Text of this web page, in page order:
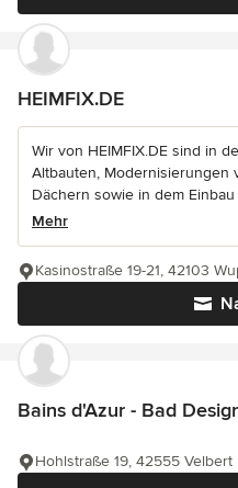
HEIMFIX.DE
Wir von HEIMFIX.DE sind in
Altbauten, Modernisierungen
Dächern sowie in dem Einbau
Mehr
Kasinostraße 19-21, 42103
Bains d'Azur - Bad
Hohlstraße 19, 42555 Velbert